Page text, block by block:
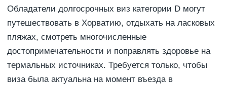
Обладатели долгосрочных виз категории D могут
путешествовать в Хорватию, отдыхать на ласковых
пляжах, смотреть многочисленные
достопримечательности и поправлять здоровье на
термальных источниках. Требуется только, чтобы
виза была актуальна на момент въезда в